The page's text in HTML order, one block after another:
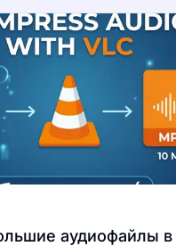
аудиофайлы в